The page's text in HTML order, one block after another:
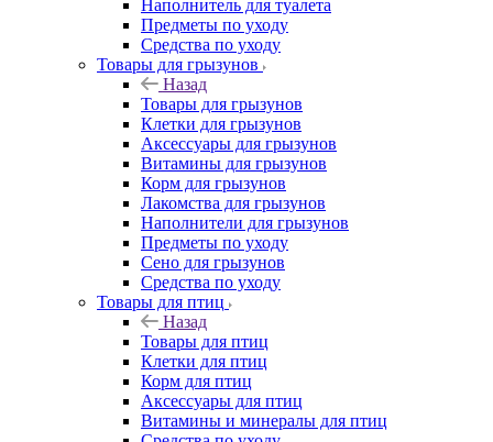
Наполнитель для туалета
Предметы по уходу
Средства по уходу
Товары для грызунов
Назад
Товары для грызунов
Клетки для грызунов
Аксессуары для грызунов
Витамины для грызунов
Корм для грызунов
Лакомства для грызунов
Наполнители для грызунов
Предметы по уходу
Сено для грызунов
Средства по уходу
Товары для птиц
Назад
Товары для птиц
Клетки для птиц
Корм для птиц
Аксессуары для птиц
Витамины и минералы для птиц